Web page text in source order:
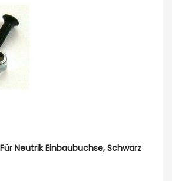
Neutrik Einbaubuchse, Schwarz